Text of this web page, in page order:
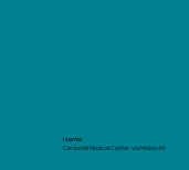
Isernia
Cardarelli Medical Center via Molise 64